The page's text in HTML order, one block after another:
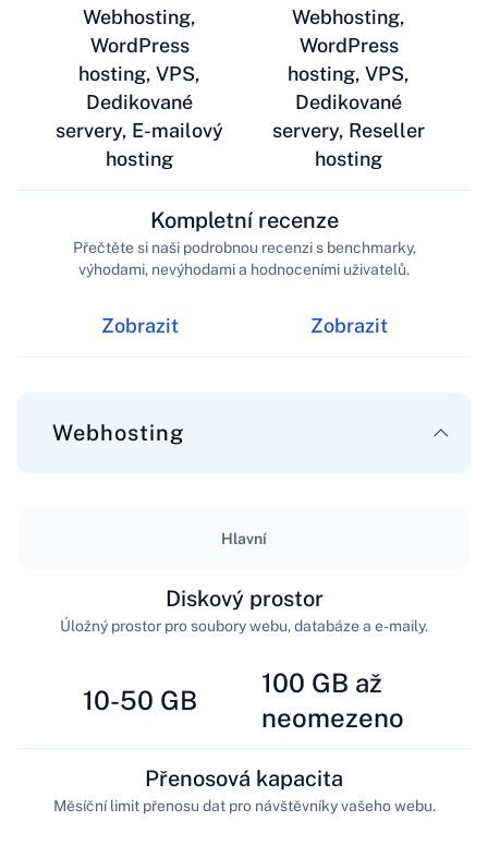
Webhosting,
WordPress
hosting, VPS,
Dedikované
servery, E-mailový
hosting
Webhosting,
WordPress
hosting, VPS,
Dedikované
servery, Reseller
hosting
Zobrazit
Kompletní recenze
Přečtěte si naši podrobnou recenzi s benchmarky,
výhodami, nevýhodami a hodnoceními uživatelů.
Zobrazit
Webhosting
Hlavní
10-50 GB
Diskový prostor
Úložný prostor pro soubory webu, databáze a e-maily.
100 GB až
neomezeno
Přenosová kapacita
Měsíční limit přenosu dat pro návštěvníky vašeho webu.